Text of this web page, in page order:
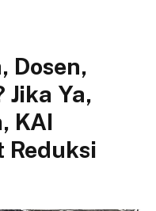
Dosen,
Ya,
KAI
Reduksi